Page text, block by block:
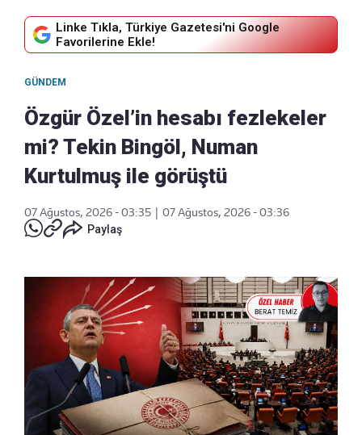
Linke Tıkla, Türkiye Gazetesi'ni Google
Favorilerine Ekle!
GÜNDEM
Özgür Özel’in hesabı fezlekeler
mi? Tekin Bingöl, Numan
Kurtulmuş ile görüştü
07 Ağustos, 2026 - 03:35
07 Ağustos, 2026 - 03:36
Paylaş